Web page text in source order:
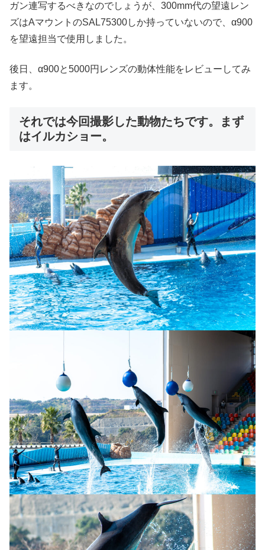
ガン連写するべきなのでしょうが、300mm代の望遠レン
ズはAマウントのSAL75300しか持っていないので、α900
を望遠担当で使用しました。
後日、α900と5000円レンズの動体性能をレビューしてみ
ます。
それでは今回撮影した動物たちです。まず
はイルカショー。